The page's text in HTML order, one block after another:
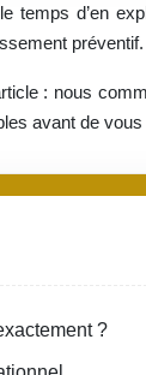
temps d’en
préventif.
: nous
avant de
?